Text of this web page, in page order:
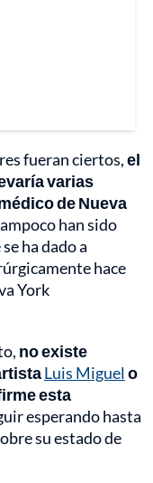
fueran ciertos,el
varias
de Nueva
han sido
ha dado a
hace
York
no existe
Luis Miguelo
esta
esperando hasta
su estado de